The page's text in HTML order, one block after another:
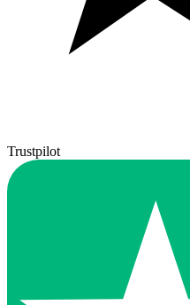
Trustpilot